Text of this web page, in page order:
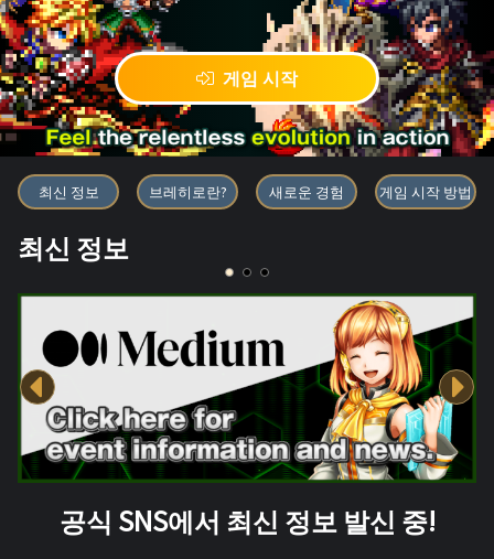
게임 시작
블록체인 게임 「BRAVE
최신 정보 브레히로란? 새로운 경험 게임 시작 방법
최신 정보
공식 SNS에서 최신 정보 발신 중!